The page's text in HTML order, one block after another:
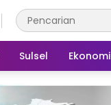
Sulsel Ekonomi